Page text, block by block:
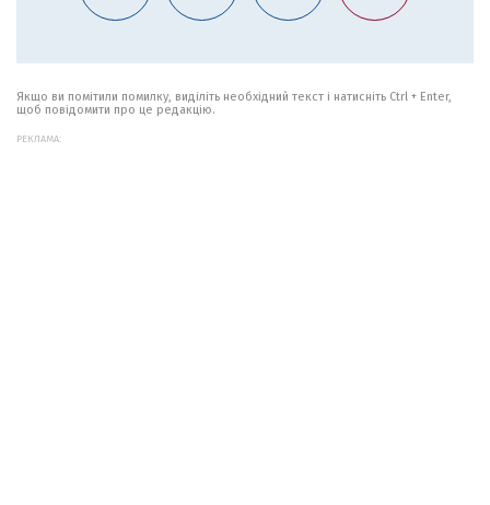
Якщо ви помітили помилку, виділіть необхідний текст і натисніть Ctrl + Enter,
щоб повідомити про це редакцію.
РЕКЛАМА: